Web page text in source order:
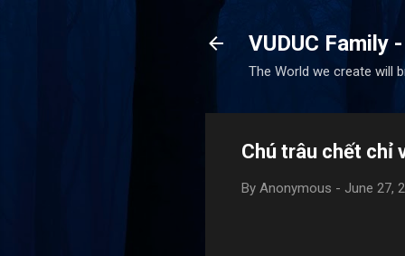
VUDUC Family
The World we create will
Chú trâu chết chỉ
By Anonymous - June 27,